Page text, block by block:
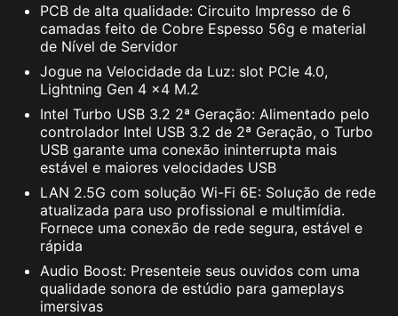
PCB de alta qualidade: Circuito Impresso de 6
camadas feito de Cobre Espesso 56g e material
de Nível de Servidor
Jogue na Velocidade da Luz: slot PCIe 4.0,
Lightning Gen 4 x4 M.2
Intel Turbo USB 3.2 2ª Geração: Alimentado pelo
controlador Intel USB 3.2 de 2ª Geração, o Turbo
USB garante uma conexão ininterrupta mais
estável e maiores velocidades USB
LAN 2.5G com solução Wi-Fi 6E: Solução de rede
atualizada para uso profissional e multimídia.
Fornece uma conexão de rede segura, estável e
rápida
Audio Boost: Presenteie seus ouvidos com uma
qualidade sonora de estúdio para gameplays
imersivas